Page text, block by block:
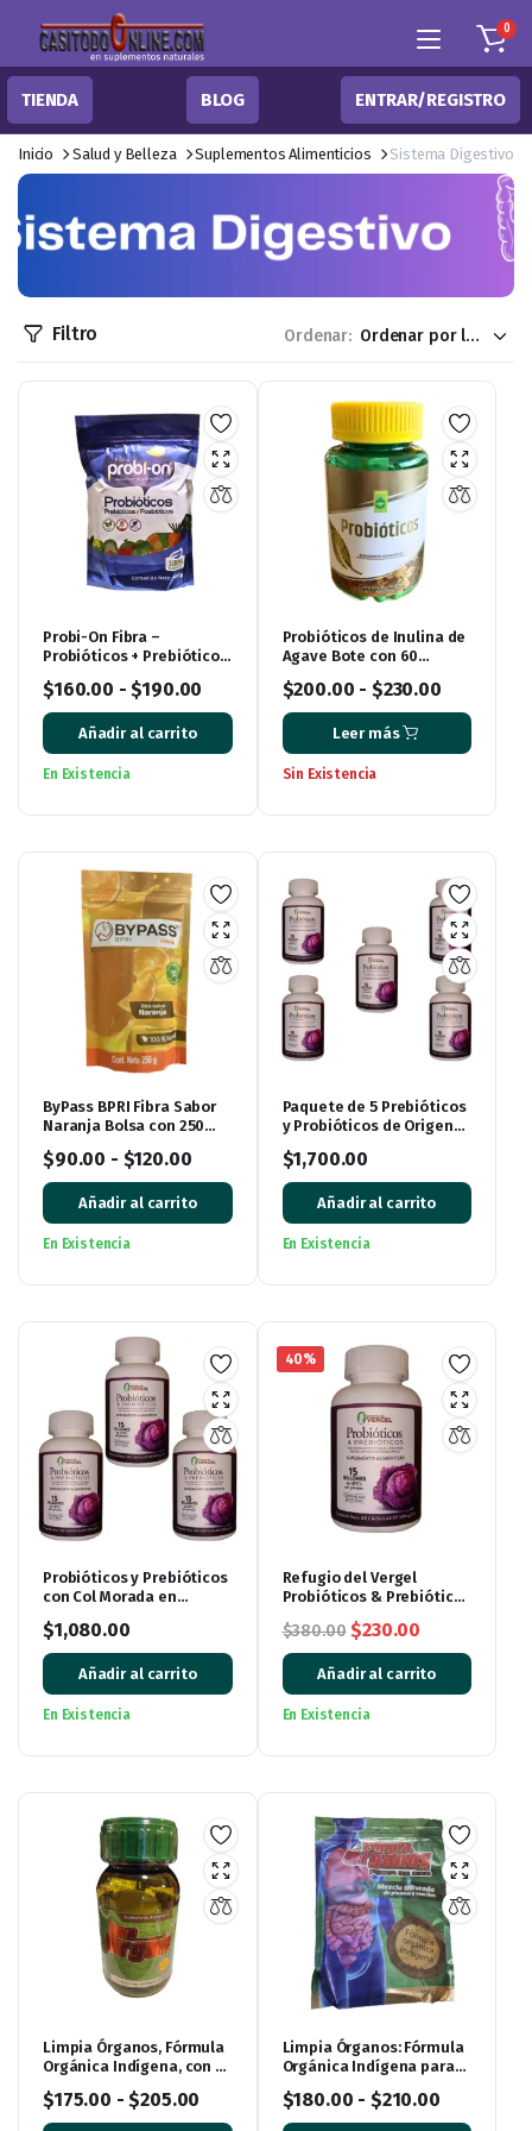
0
TIENDA BLOG ENTRAR/REGISTRO
Inicio Salud y Belleza Suplementos Alimenticios Sistema Digestivo
Filtro Ordenar:
Probi-On Fibra –
Probióticos + Prebióticos
$160.00 - $190.00
Añadir al carrito
En Existencia
Probióticos de Inulina de
Agave Bote con 60
$200.00 - $230.00
Leer más
Sin Existencia
ByPass BPRI Fibra Sabor
Naranja Bolsa con 250
$90.00 - $120.00
Añadir al carrito
En Existencia
Paquete de 5 Prebióticos
y Probióticos de Origen
Vergel
$1,700.00
Añadir al carrito
En Existencia
Probióticos y Prebióticos
con Col Morada en
$1,080.00
Añadir al carrito
En Existencia
40%
Refugio del Vergel
Probióticos & Prebióticos
Cápsulas de 500 mg
$380.00 El
precio
original
era:
$230.00
precio
actual
Añadir al carrito
En Existencia
Limpia Órganos, Fórmula
Orgánica Indígena, con 30
$175.00 -$205.00
Limpia Órganos: Fórmula
Orgánica Indígena para
$180.00 - $210.00